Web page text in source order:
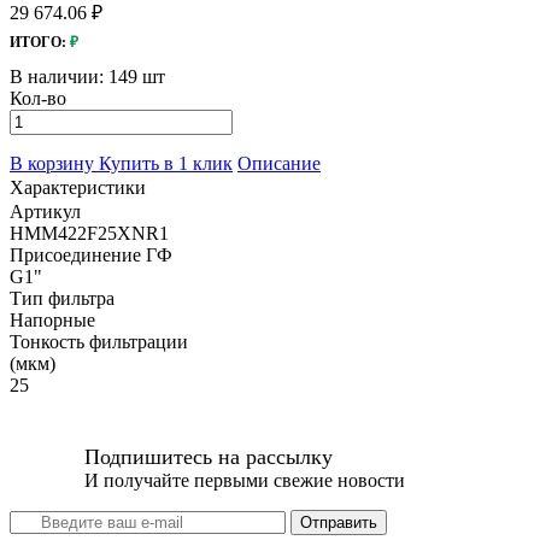
29 674.06 ₽
ИТОГО: ₽
В наличии: 149 шт
Кол-во
В корзину Купить в 1 клик Описание
Характеристики
Артикул
HMM422F25XNR1
Присоединение ГФ
G1"
Тип фильтра
Напорные
Тонкость фильтрации
(мкм)
25
Подпишитесь на рассылку
И получайте первыми свежие новости
Отправить